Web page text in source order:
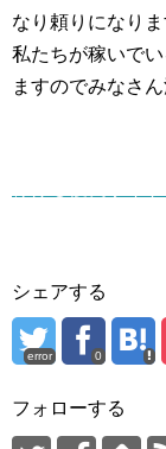
なり頼りになりま
私たちが稼いで
ますのでみなさ
シェアする
error 0
フォローする